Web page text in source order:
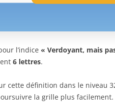
l’indice « Verdoyant, mais
6 lettres.
cette définition dans le niveau
la grille plus facilement.